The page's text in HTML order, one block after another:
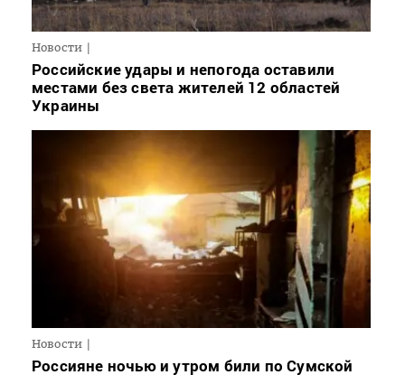
Новости
Российские удары и непогода оставили
местами без света жителей 12 областей
Украины
Новости
Россияне ночью и утром били по Сумской